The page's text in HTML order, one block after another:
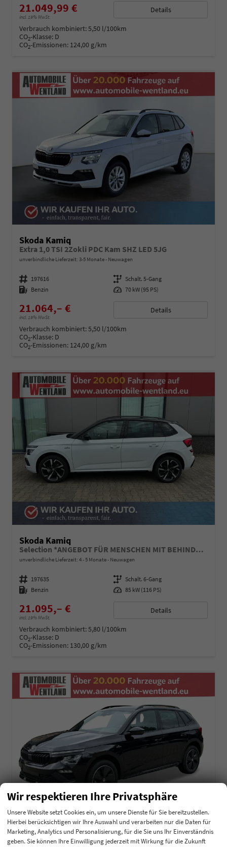
21.049,99 €
incl. 19% MwSt.
Details
Verbrauch kombiniert:5,50 l/100km
CO2-Klasse: D
CO2-Emissionen: 124,00 g/km
Skoda Kamiq
Extra 1,0 TSI 2Zokli PDC Kam SHZ LED 5JG
unverbindliche Lieferzeit: 3-5 Monate Neuwagen
Fahrzeugnummer 197616 Getriebe Schalt. 5-Gang
Kraftstoff Benzin Leistung 70 kW (95 PS)
21.064,– €
incl. 19% MwSt.
Details
Verbrauch kombiniert:5,50 l/100km
CO2-Klasse: D
CO2-Emissionen: 124,00 g/km
Skoda Kamiq
Selection *ANGEBOT FÜR MENSCHEN MIT BEHINDERUNG AB 50%! 1.0 TSI 115PS, Klimaanlage, Sitzheizung, Parksensoren hinten, LED-Scheinwerfer, Tempomat, Infotainment 8", Virtual Cockpit Nebelscheinwerfer, Dachreling
unverbindliche Lieferzeit: 4 - 5 Monate Neuwagen
Fahrzeugnummer 197635 Getriebe Schalt. 6-Gang
Kraftstoff Benzin Leistung 85 kW (116 PS)
21.095,– €
incl. 19% MwSt.
Details
Verbrauch kombiniert:5,80 l/100km
CO2-Klasse: D
CO2-Emissionen: 130,00 g/km
Skoda Kamiq
Wir respektieren Ihre Privatsphäre
Unsere Website setzt Cookies ein, um unsere Dienste für Sie bereitzustellen.
Hierbei berücksichtigen wir Ihre Auswahl und verarbeiten nur die Daten für
Marketing, Analytics und Personalisierung, für die Sie uns Ihr Einverständnis
geben. Sie können Ihre Einwilligung jederzeit mit Wirkung für die Zukunft